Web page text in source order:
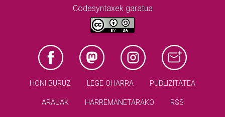
Codesyntaxek garatua
HONI BURUZ LEGE OHARRA PUBLIZITATEA
ARAUAK HARREMANETARAKO RSS